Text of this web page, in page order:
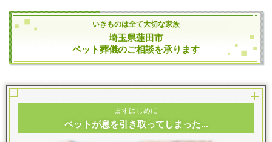
いきものは全て大切な家族
埼玉県蓮田市
ペット葬儀のご相談を承ります
-まずはじめに-
ペットが息を引き取ってしまった...